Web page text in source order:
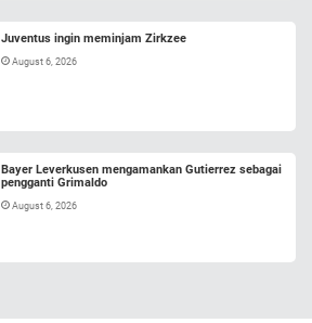
Juventus ingin meminjam Zirkzee
August 6, 2026
Bayer Leverkusen mengamankan Gutierrez sebagai
pengganti Grimaldo
August 6, 2026